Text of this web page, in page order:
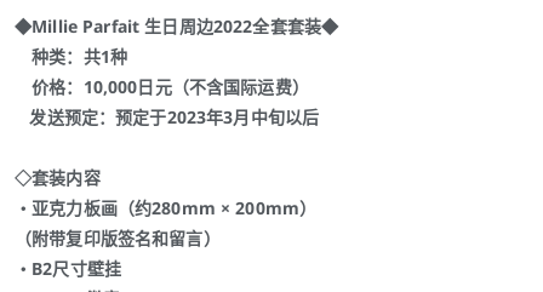
◆Millie Parfait 生日周边2022全套套装◆
种类：共1种
价格：10,000日元（不含国际运费）
发送预定：预定于2023年3月中旬以后
◇套装内容
・亚克力板画（约280mm × 200mm）
（附带复印版签名和留言）
・B2尺寸壁挂